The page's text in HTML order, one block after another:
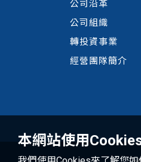
公司沿革
公司組織
轉投資事業
經營團隊簡介
本網站使用